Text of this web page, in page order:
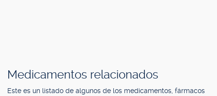
Medicamentos relacionados
Este es un listado de algunos de los medicamentos, fármacos